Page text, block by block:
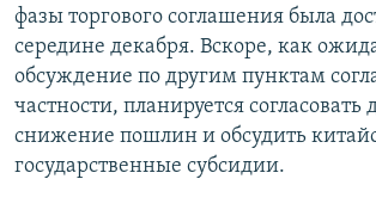
фазы торгового соглашения была
середине декабря. Вскоре, как
обсуждение по другим пунктам
частности, планируется
снижение пошлин и обсудить
государственные субсидии.